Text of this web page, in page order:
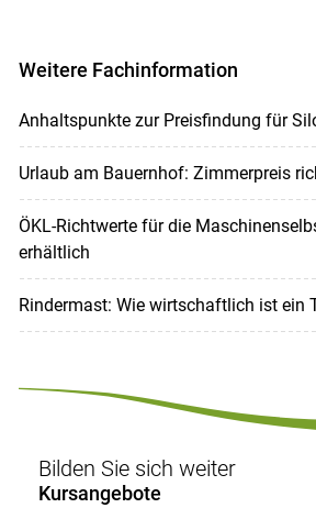
Weitere Fachinformation
Anhaltspunkte zur Preisfindung für
Urlaub am Bauernhof: Zimmerpreis
ÖKL-Richtwerte für die
erhältlich
Rindermast: Wie wirtschaftlich ist ein
Bilden Sie sich weiter
Kursangebote